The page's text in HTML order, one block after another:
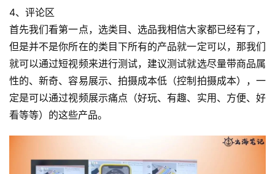
4、评论区
首先我们看第一点，选类目、选品我相信大家都已经有了，
但是并不是你所在的类目下所有的产品就一定可以，那我们
就可以通过短视频来进行测试，建议测试就选尽量带商品属
性的、新奇、容易展示、拍摄成本低（控制拍摄成本），一
定是可以通过视频展示痛点（好玩、有趣、实用、方便、好
看等等）的这些产品。